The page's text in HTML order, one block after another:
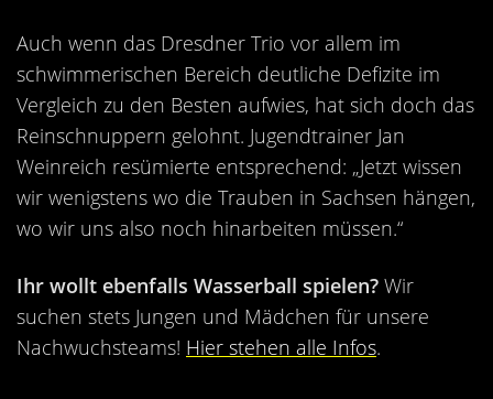
Auch wenn das Dresdner Trio vor allem im
schwimmerischen Bereich deutliche Defizite im
Vergleich zu den Besten aufwies, hat sich doch das
Reinschnuppern gelohnt. Jugendtrainer Jan
Weinreich resümierte entsprechend: „Jetzt wissen
wir wenigstens wo die Trauben in Sachsen hängen,
wo wir uns also noch hinarbeiten müssen.“
Ihr wollt ebenfalls Wasserball spielen? Wir
suchen stets Jungen und Mädchen für unsere
Nachwuchsteams! Hier stehen alle Infos.